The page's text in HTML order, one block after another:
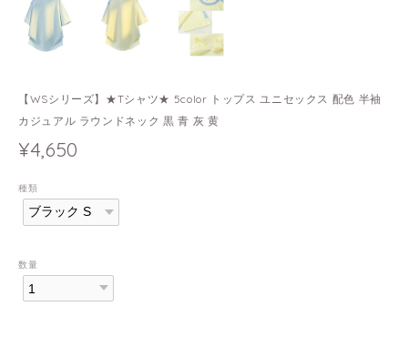
【WSシリーズ】★Tシャツ★ 5color トップス ユニセックス 配色 半袖
カジュアル ラウンドネック 黒 青 灰 黄
¥4,650
種類
数量